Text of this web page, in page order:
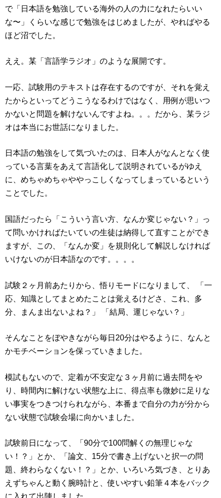
で「日本語を勉強している海外の人の力になれたらいい
な〜」くらいな感じで勉強をはじめましたが、やればやる
ほど沼でした。
ええ。某「言語学ラジオ」のような展開です。
一応、試験用のテキストは存在するのですが、それを覚え
たからといってどうこうなるわけではなく、用例が思いつ
かないと問題を解けないんですよね。。。だから、某ラジ
オは本当にお世話になりました。
日本語の勉強をして気づいたのは、日本人がなんとなく使
っている言葉をあえて言語化して説明されているがゆえ
に、めちゃめちゃややっこしくなってしまっているという
ことでした。
国語だったら「こういう言い方、なんか変じゃない？」っ
て問いかければたいていの生徒は納得して直すことができ
ますが、この、「なんか変」を規則化して解説しなければ
いけないのが日本語なのです。。。。
試験２ヶ月前あたりから、悟りモードになりまして、 「一
応、知識としてまとめたことは覚えるけどさ、これ、多
分、まんま出ないよね？」 「結局、運じゃない？」
そんなことをぼやきながら毎日20分はやるように、なんと
かモチベーションを保っていきました。
模試もないので、定着が不安定な３ヶ月前に過去問をや
り、時間内に解けない状態な上に、得点率も微妙に足りな
い事実をつきつけられながら、本番まで自分の力が分から
ない状態で試験会場に向かいました。
試験前日になって、「90分で100問解くの無理じゃな
い！？」とか、「論文、15分で書き上げないと択一の問
題、終わらなくない！？」とか、いろいろ気づき、とりあ
えずちゃんと動く腕時計と、使いやすい鉛筆４本をバック